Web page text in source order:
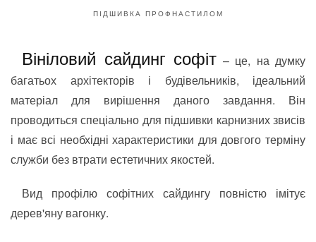
ПІДШИВКА ПРОФНАСТИЛОМ
Вініловий сайдинг софіт – це, на думку
багатьох архітекторів і будівельників, ідеальний
матеріал для вирішення даного завдання. Він
проводиться спеціально для підшивки карнизних звисів
і має всі необхідні характеристики для довгого терміну
служби без втрати естетичних якостей.
Вид профілю софітних сайдингу повністю імітує
дерев'яну вагонку.